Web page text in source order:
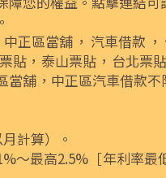
中正區當舖， 汽車借款
貼， 泰山票貼 ， 台北票貼
當舖 ， 中正區汽車借款不
計算）。
～最高2.5%［年利率